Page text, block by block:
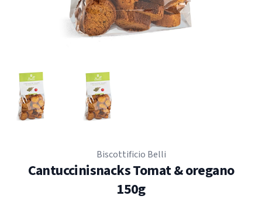
Biscottificio Belli
Cantuccinisnacks Tomat & oregano
150g